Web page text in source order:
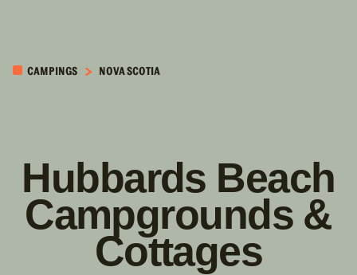
CONTENUCAMPINGS NOVA SCOTIA
Hubbards Beach
Campgrounds &
Cottages